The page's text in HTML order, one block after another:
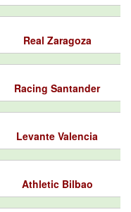
Real Zaragoza
Racing Santander
Levante Valencia
Athletic Bilbao